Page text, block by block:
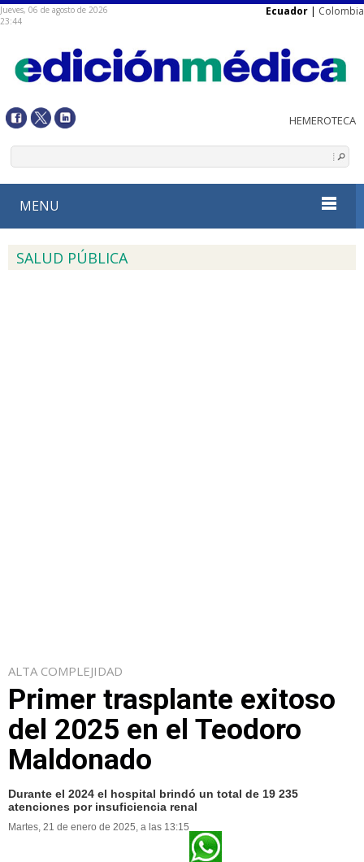
Jueves, 06 de agosto de 2026
23:44
Ecuador | Colombia
MENU
SALUD PÚBLICA
ALTA COMPLEJIDAD
Primer trasplante exitoso
del 2025 en el Teodoro
Maldonado
Durante el 2024 el hospital brindó un total de 19 235
atenciones por insuficiencia renal
Martes, 21 de enero de 2025, a las 13:15